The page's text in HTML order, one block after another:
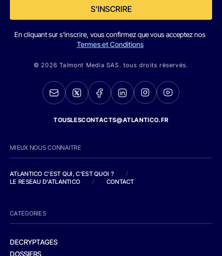
S'INSCRIRE
En cliquant sur s'inscrire, vous confirmez que vous acceptez nos
Termes et Conditions
© 2026 Talmont Media SAS. tous droits réservés.
TOUSLESCONTACTS@ATLANTICO.FR
MIEUX NOUS CONNAITRE
ATLANTICO C'EST QUI, C'EST QUOI ?
/
LE RESEAU D'ATLANTICO
/ CONTACT
CATEGORIES
DECRYPTAGES
DOSSIERS